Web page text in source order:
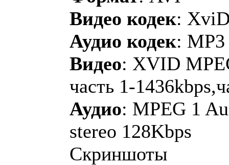
Видео кодек:
Аудио кодек: MP3
Видео: XVID
часть 1-
Аудио: MPEG 1
stereo 128Kbps
Скриншоты